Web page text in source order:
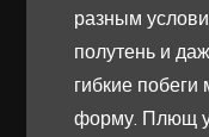
разным
полутень и
гибкие
форму. Плющ